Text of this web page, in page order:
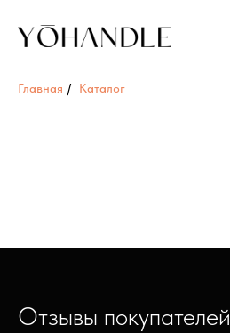
Главная / Каталог
Отзывы покупателей